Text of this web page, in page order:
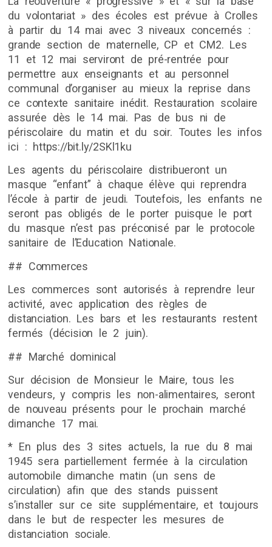
du volontariat » des écoles est prévue à Crolles
à partir du 14 mai avec 3 niveaux concernés :
grande section de maternelle, CP et CM2. Les
11 et 12 mai serviront de pré-rentrée pour
permettre aux enseignants et au personnel
communal d’organiser au mieux la reprise dans
ce contexte sanitaire inédit. Restauration scolaire
assurée dès le 14 mai. Pas de bus ni de
périscolaire du matin et du soir. Toutes les infos
ici : https://bit.ly/2SKl1ku
Les agents du périscolaire distribueront un
masque “enfant” à chaque élève qui reprendra
l’école à partir de jeudi. Toutefois, les enfants ne
seront pas obligés de le porter puisque le port
du masque n’est pas préconisé par le protocole
sanitaire de l’Education Nationale.
## Commerces
Les commerces sont autorisés à reprendre leur
activité, avec application des règles de
distanciation. Les bars et les restaurants restent
fermés (décision le 2 juin).
## Marché dominical
Sur décision de Monsieur le Maire, tous les
vendeurs, y compris les non-alimentaires, seront
de nouveau présents pour le prochain marché
dimanche 17 mai.
* En plus des 3 sites actuels, la rue du 8 mai
1945 sera partiellement fermée à la circulation
automobile dimanche matin (un sens de
circulation) afin que des stands puissent
s’installer sur ce site supplémentaire, et toujours
dans le but de respecter les mesures de
distanciation sociale.